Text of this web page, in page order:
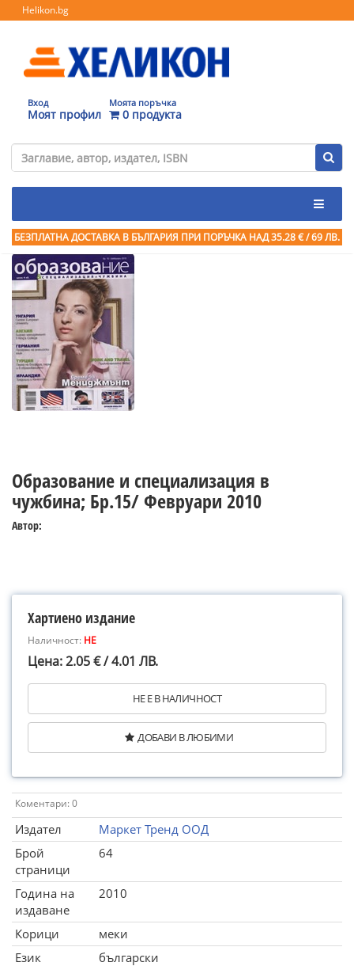
Helikon.bg
Вход
Моят профил
Моята поръчка
0 продукта
БЕЗПЛАТНА ДОСТАВКА В БЪЛГАРИЯ ПРИ ПОРЪЧКА НАД 35.28 € / 69 ЛВ.
Образование и специализация в
чужбина; Бр.15/ Февруари 2010
Автор:
Хартиено издание
Наличност: НЕ
Цена: 2.05 € / 4.01 ЛВ.
НЕ Е В НАЛИЧНОСТ
ДОБАВИ В ЛЮБИМИ
Коментари: 0
Издател
Маркет Тренд ООД
Брой
страници
64
Година на
издаване
2010
Корици
меки
Език
български